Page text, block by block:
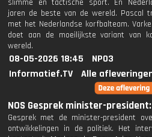
slimme en tactische sport. En
jaren de beste van de wereld. Pascal
met het Nederlandse korfbalteam.
doet aan de moeilijkste variant van
wereld.
08-05-2026 18:45
NPO3
Informatief.TV
Alle
NOS Gesprek minister-
Gesprek met de minister-president
ontwikkelingen in de politiek. Het